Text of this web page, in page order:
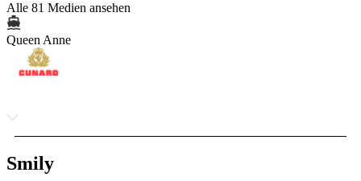
Alle 81 Medien ansehen
Queen Anne
Smily